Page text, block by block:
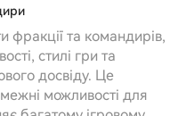
та командирів,
стилі гри та
досвіду. Це
можливості для